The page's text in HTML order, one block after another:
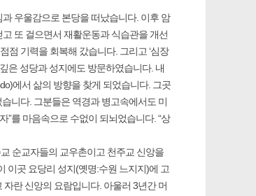
우울감으로 본당을 떠났습니다. 이후 암
또 걸으면서 재활운동과 식습관을 개선
점 기력을 회복해 갔습니다. 그리고 ‘심장
은 성당과 성지에도 방문하였습니다. 내
에서 삶의 방향을 찾게 되었습니다. 그곳
니다. 그분들은 역경과 병고속에서도 미
”를 마음속으로 수없이 되뇌었습니다. “상
순교자들의 교우촌이고 천주교 신앙을
이곳 요당리 성지(옛명:수원 느지지)에 고
란 신앙의 요람입니다. 아울러 3년간 머